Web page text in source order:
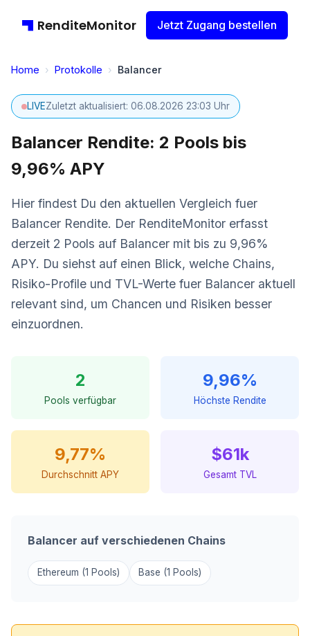
RenditeMonitor Jetzt Zugang bestellen
Home › Protokolle › Balancer
LIVEZuletzt aktualisiert: 06.08.2026 23:03 Uhr
Balancer Rendite: 2 Pools bis
9,96% APY
Hier findest Du den aktuellen Vergleich fuer
Balancer Rendite. Der RenditeMonitor erfasst
derzeit 2 Pools auf Balancer mit bis zu 9,96%
APY. Du siehst auf einen Blick, welche Chains,
Risiko-Profile und TVL-Werte fuer Balancer aktuell
relevant sind, um Chancen und Risiken besser
einzuordnen.
2
Pools verfügbar
9,96%
Höchste Rendite
9,77%
Durchschnitt APY
$61k
Gesamt TVL
Balancer auf verschiedenen Chains
Ethereum (1 Pools) Base (1 Pools)